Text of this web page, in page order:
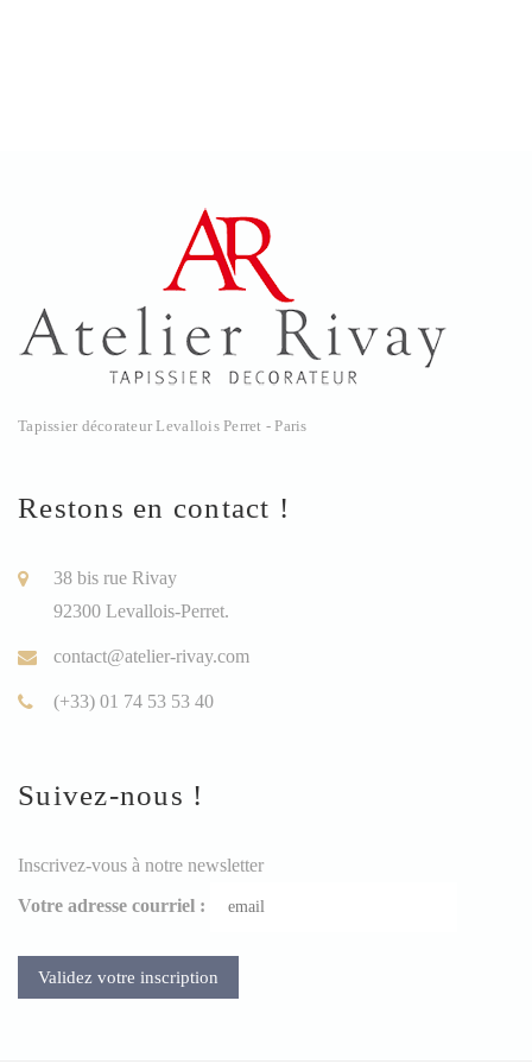
Tapissier décorateur Levallois Perret - Paris
Restons en contact !
38 bis rue Rivay
92300 Levallois-Perret.
contact@atelier-rivay.com
(+33) 01 74 53 53 40
Suivez-nous !
Inscrivez-vous à notre newsletter
Votre adresse courriel :